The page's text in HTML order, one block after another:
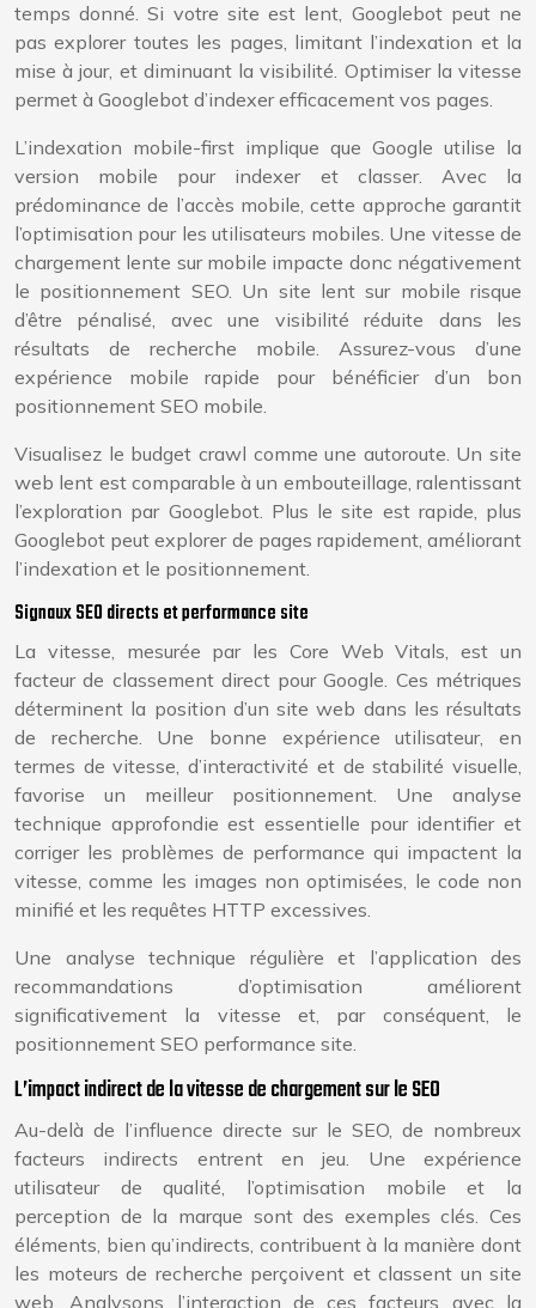
temps donné. Si votre site est lent, Googlebot peut ne
pas explorer toutes les pages, limitant l’indexation et la
mise à jour, et diminuant la visibilité. Optimiser la vitesse
permet à Googlebot d’indexer efficacement vos pages.
L’indexation mobile-first implique que Google utilise la
version mobile pour indexer et classer. Avec la
prédominance de l’accès mobile, cette approche garantit
l’optimisation pour les utilisateurs mobiles. Une vitesse de
chargement lente sur mobile impacte donc négativement
le positionnement SEO. Un site lent sur mobile risque
d’être pénalisé, avec une visibilité réduite dans les
résultats de recherche mobile. Assurez-vous d’une
expérience mobile rapide pour bénéficier d’un bon
positionnement SEO mobile.
Visualisez le budget crawl comme une autoroute. Un site
web lent est comparable à un embouteillage, ralentissant
l’exploration par Googlebot. Plus le site est rapide, plus
Googlebot peut explorer de pages rapidement, améliorant
l’indexation et le positionnement.
Signaux SEO directs et performance site
La vitesse, mesurée par les Core Web Vitals, est un
facteur de classement direct pour Google. Ces métriques
déterminent la position d’un site web dans les résultats
de recherche. Une bonne expérience utilisateur, en
termes de vitesse, d’interactivité et de stabilité visuelle,
favorise un meilleur positionnement. Une analyse
technique approfondie est essentielle pour identifier et
corriger les problèmes de performance qui impactent la
vitesse, comme les images non optimisées, le code non
minifié et les requêtes HTTP excessives.
Une analyse technique régulière et l’application des
recommandations d’optimisation améliorent
significativement la vitesse et, par conséquent, le
positionnement SEO performance site.
L’impact indirect de la vitesse de chargement sur le SEO
Au-delà de l’influence directe sur le SEO, de nombreux
facteurs indirects entrent en jeu. Une expérience
utilisateur de qualité, l’optimisation mobile et la
perception de la marque sont des exemples clés. Ces
éléments, bien qu’indirects, contribuent à la manière dont
les moteurs de recherche perçoivent et classent un site
web. Analysons l’interaction de ces facteurs avec la